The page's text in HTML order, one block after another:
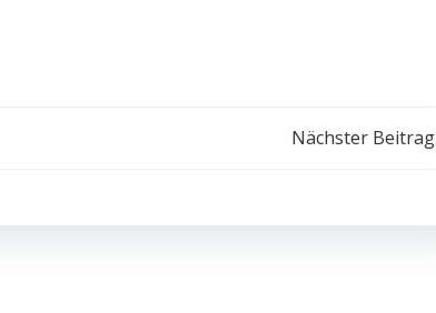
BeitragsnavigationNächster Beitrag